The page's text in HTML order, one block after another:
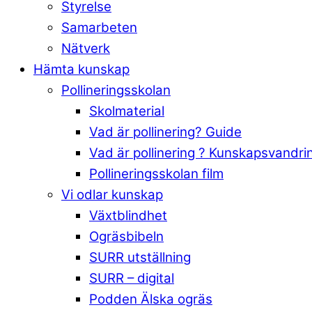
Styrelse
Samarbeten
Nätverk
Hämta kunskap
Pollineringsskolan
Skolmaterial
Vad är pollinering? Guide
Vad är pollinering ?
Pollineringsskolan film
Vi odlar kunskap
Växtblindhet
Ogräsbibeln
SURR utställning
SURR – digital
Podden Älska ogräs